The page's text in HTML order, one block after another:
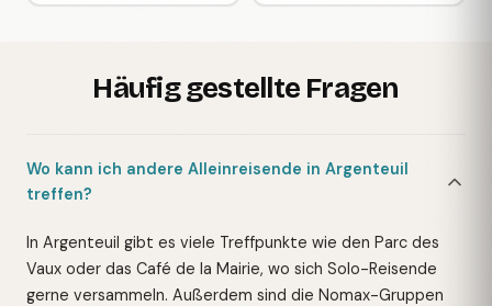
Häufig gestellte Fragen
Wo kann ich andere Alleinreisende in Argenteuil
treffen?
In Argenteuil gibt es viele Treffpunkte wie den Parc des
Vaux oder das Café de la Mairie, wo sich Solo-Reisende
gerne versammeln. Außerdem sind die Nomax-Gruppen